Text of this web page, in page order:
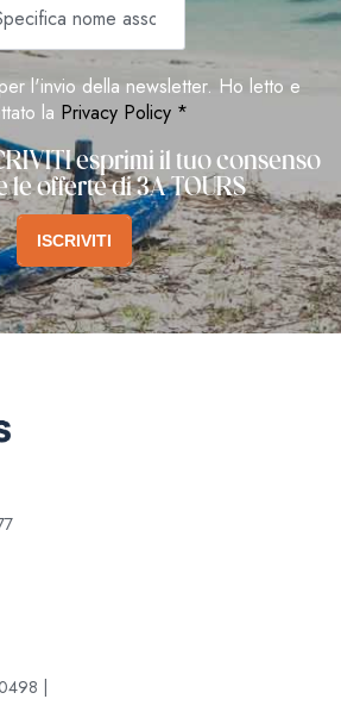
l'invio della newsletter. Ho letto e
la Privacy Policy *
esprimi il tuo consenso
le offerte di 3A TOURS
ISCRIVITI
|